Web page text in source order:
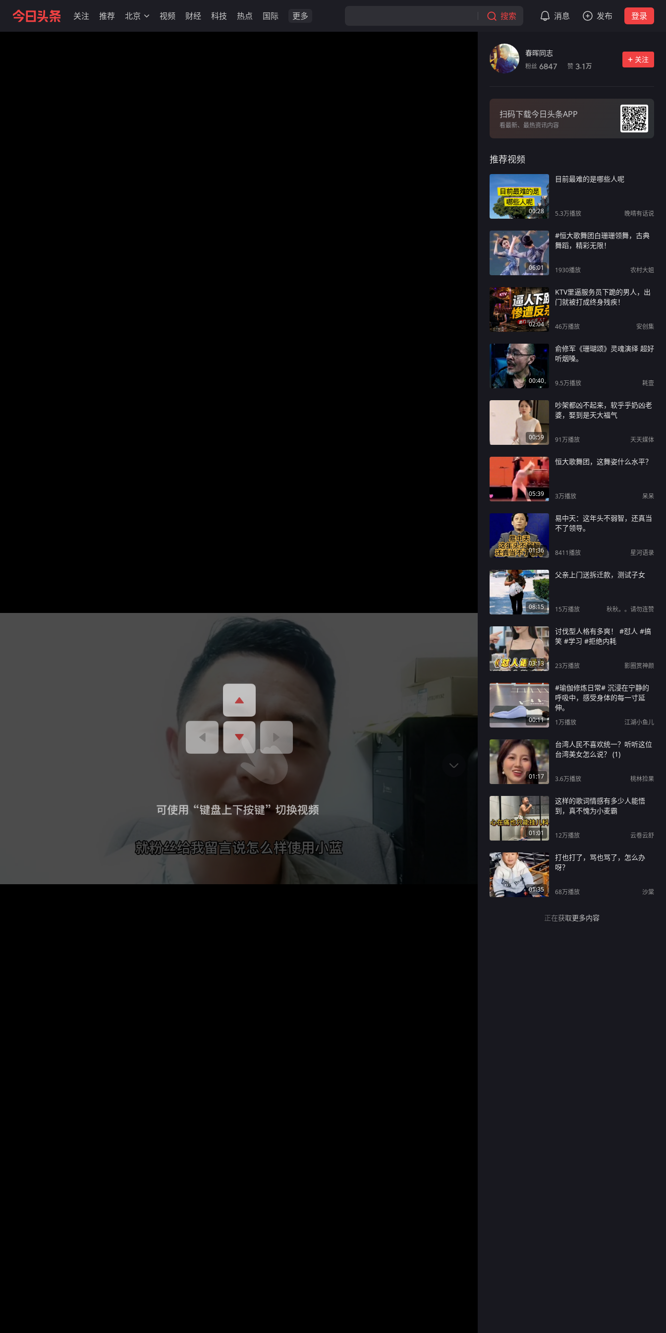
关注 推荐 北京 视频 财经 科技 热点 国际 更多 搜索 消息 发布 登录
春晖同志
粉丝 6847 赞 3.1万
关注
扫码下载今日头条APP
看最新、最热资讯内容
推荐视频
00:28
目前最难的是哪些人呢
5.3万播放 晚晴有话说
06:01
#恒大歌舞团白珊珊领舞，古典
舞蹈，精彩无限！
1930播放 农村大姐
02:04
KTV里逼服务员下跪的男人，出
门就被打成终身残疾！
46万播放 安创集
00:40
俞修军《珊瑚颂》灵魂演绎 超好
听烟嗓。
9.5万播放 耗壹
00:59
吵架都凶不起来，软乎乎奶凶老
婆，娶到是天大福气
91万播放 天天媒体
05:39
恒大歌舞团，这舞姿什么水平？
3万播放 呆呆
01:36
易中天：这年头不弱智，还真当
不了领导。
8411播放 星河语录
08:15
父亲上门送拆迁款，测试子女
15万播放 秋秋。。请勿连赞
03:13
讨伐型人格有多爽！ #怼人 #搞
笑 #学习 #拒绝内耗
23万播放 影圈赏神颜
00:11
#瑜伽修炼日常# 沉浸在宁静的
呼吸中，感受身体的每一寸延
伸。
1万播放 江湖小鱼儿
01:17
台湾人民不喜欢统一？听听这位
台湾美女怎么说？ (1)
3.6万播放 桃林捡果
01:01
这样的歌词情感有多少人能悟
到，真不愧为小麦霸
12万播放 云卷云舒
01:35
打也打了，骂也骂了，怎么办
呀？
68万播放 沙棠
正在获取更多内容